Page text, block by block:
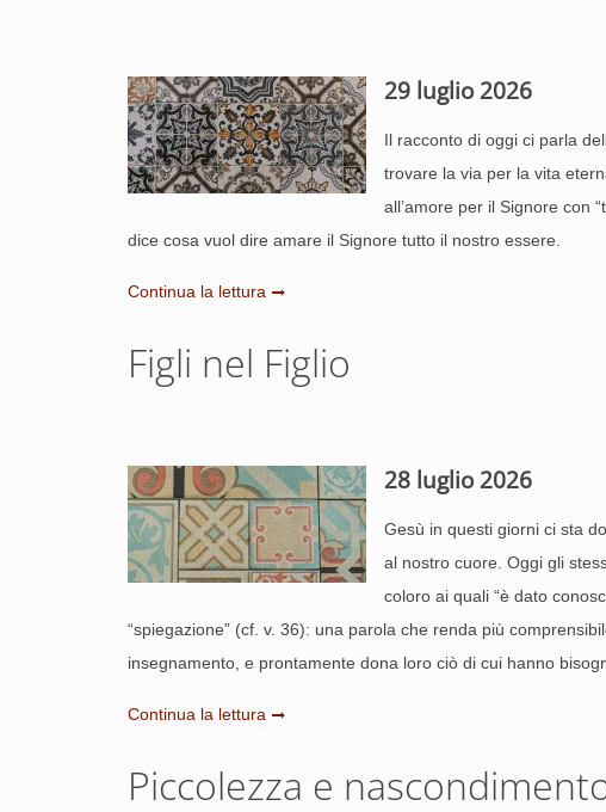
29 luglio 2026
Il racconto di oggi ci parla
trovare la via per la vita
all’amore per il Signore con
dice cosa vuol dire amare il Signore tutto il nostro essere.
Continua la lettura
Figli nel Figlio
28 luglio 2026
Gesù in questi giorni ci sta
al nostro cuore. Oggi gli
coloro ai quali “è dato
“spiegazione” (cf. v. 36): una parola che renda più
insegnamento, e prontamente dona loro ciò di cui hanno
Continua la lettura
Piccolezza e